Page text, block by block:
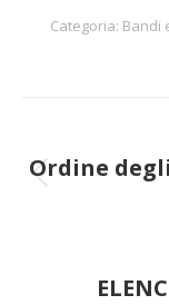
Categoria: Bandi
tra
post
Ordine